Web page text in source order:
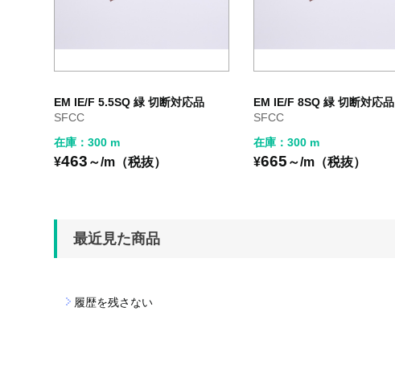
EM IE/F 5.5SQ 緑 切断対応品
SFCC
在庫：300 m
¥463 ～/m（税抜）
EM IE/F 8SQ 緑 切断対応品
SFCC
在庫：300 m
¥665 ～/m（税抜）
最近見た商品
履歴を残さない